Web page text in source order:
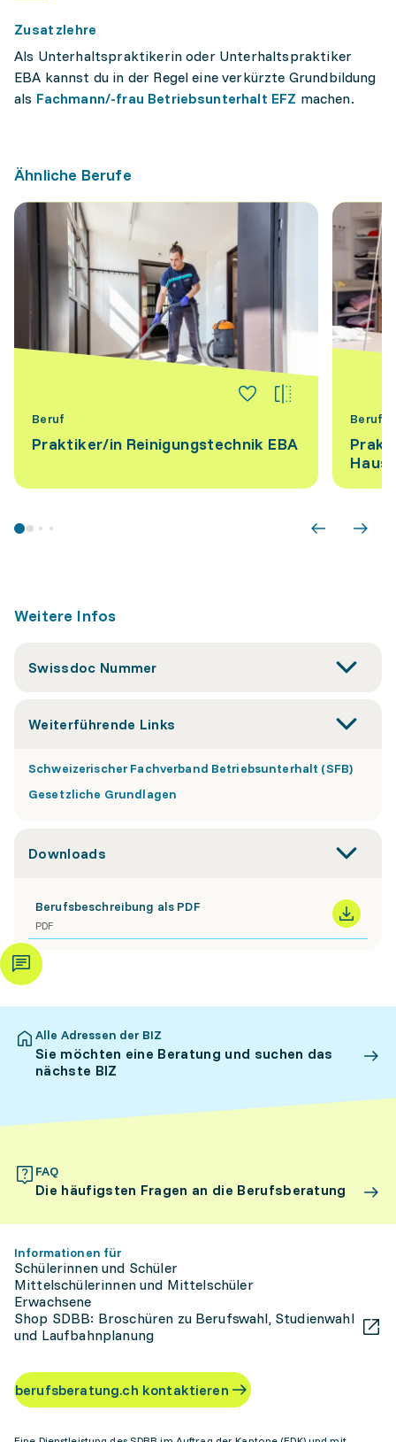
Zusatzlehre
Als Unterhaltspraktikerin oder Unterhaltspraktiker
EBA kannst du in der Regel eine verkürzte Grundbildung
als Fachmann/-frau Betriebsunterhalt EFZ machen.
Ähnliche Berufe
Beruf
Praktiker/​in Reinigungstechnik EBA
Beruf
Weitere Infos
Swissdoc Nummer
Weiterführende Links
Schweizerischer Fachverband Betriebsunterhalt (SFB)
Gesetzliche Grundlagen
Downloads
Berufsbeschreibung als PDF
PDF
Alle Adressen der BIZ
Sie möchten eine Beratung und suchen das
nächste BIZ
FAQ
Die häufigsten Fragen an die Berufsberatung
Informationen für
Schülerinnen und Schüler
Mittelschülerinnen und Mittelschüler
Erwachsene
Shop SDBB: Broschüren zu Berufswahl, Studienwahl
und Laufbahnplanung
berufsberatung.ch kontaktieren